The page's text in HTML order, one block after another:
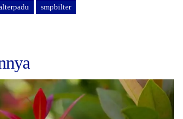
smpbilter